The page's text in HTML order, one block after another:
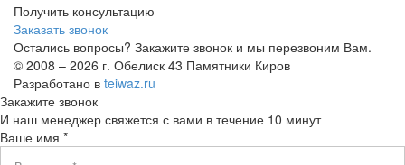
Получить консультацию
Заказать звонок
Остались вопросы? Закажите звонок и мы перезвоним Вам.
© 2008 – 2026 г. Обелиск 43 Памятники Киров
Разработано в teiwaz.ru
Закажите звонок
И наш менеджер свяжется с вами в течение 10 минут
Ваше имя *